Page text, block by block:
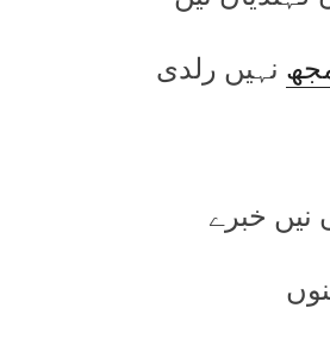
نہیں رلدی
نیں خبرے